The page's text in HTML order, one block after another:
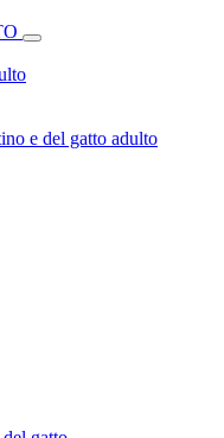
e del gatto adulto